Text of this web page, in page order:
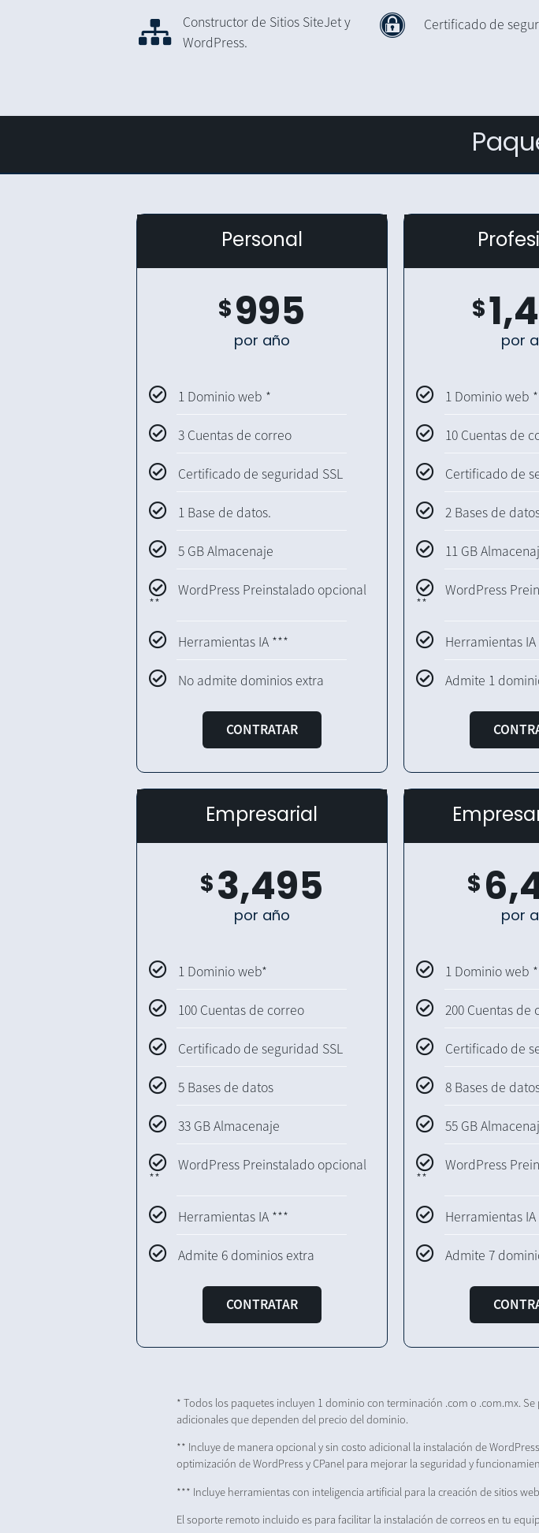
Constructor de Sitios SiteJet y
WordPress.
Certificado de
Personal
$ 995
por año
1 Dominio web *
3 Cuentas de correo
Certificado de seguridad SSL
1 Base de datos.
5 GB Almacenaje
WordPress Preinstalado opcional
**
Herramientas IA ***
No admite dominios extra
CONTRATAR
$
por
1 Dominio web *
10 Cuentas de
Certificado de
2 Bases de
11 GB
WordPress
**
Herramientas
Admite 1
Empresarial
$ 3,495
por año
1 Dominio web*
100 Cuentas de correo
Certificado de seguridad SSL
5 Bases de datos
33 GB Almacenaje
WordPress Preinstalado opcional
**
Herramientas IA ***
Admite 6 dominios extra
CONTRATAR
$
por
1 Dominio web *
200 Cuentas de
Certificado de
8 Bases de
55 GB
WordPress
**
Herramientas
Admite 7
* Todos los paquetes incluyen 1 dominio con terminación .com o .com.mx.
adicionales que dependen del precio del dominio.
** Incluye de manera opcional y sin costo adicional la instalación de
optimización de WordPress y CPanel para mejorar la seguridad y
*** Incluye herramientas con inteligencia artificial para la creación de sitios
El soporte remoto incluido es para facilitar la instalación de correos en tu